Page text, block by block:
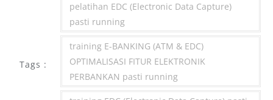
Tags :
pelatihan EDC (Electronic Data Capture)
pasti running
training E-BANKING (ATM & EDC)
OPTIMALISASI FITUR ELEKTRONIK
PERBANKAN pasti running